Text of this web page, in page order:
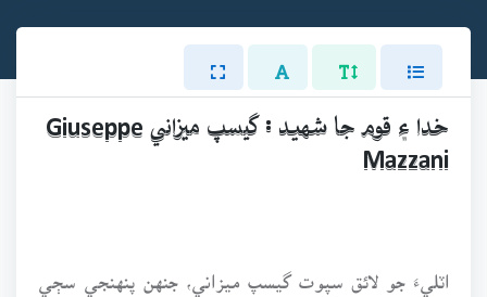
خدا ۽ قوم جا شهيد : گيسپ ميزاني Giuseppe
Mazzani
اٽليءَ جو لائق سپوت گيسپ ميزاني، جنهن پنهنجي سڄي